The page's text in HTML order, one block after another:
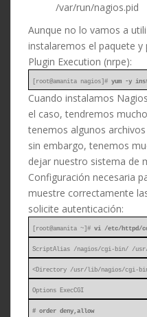
/var/run/nagios.pid
Aunque no lo vamos a
instalaremos el paquete
Plugin Execution (nrpe):
[root@amanita nagios]#yum -y
Cuando instalamos
el caso, tendremos
tenemos algunos
sin embargo, tenemos
dejar nuestro sistema de
Configuración necesaria
muestre correctamente
solicite autenticación:
[root@amanita ~]#vi /etc/httpd/
ScriptAlias /nagios/cgi-bin/ /
<Directory /usr/lib/nagios/cgi-
Options ExecCGI
# order deny,allow